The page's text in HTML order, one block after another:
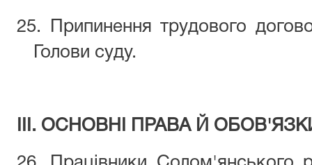
25. Припинення трудового
Голови суду.
III. ОСНОВНІ ПРАВА Й